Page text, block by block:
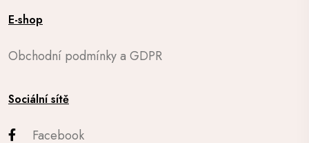
E-shop
Obchodní podmínky a GDPR
Sociální sítě
Facebook